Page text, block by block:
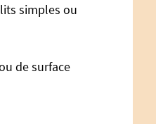
simples ou
de surface